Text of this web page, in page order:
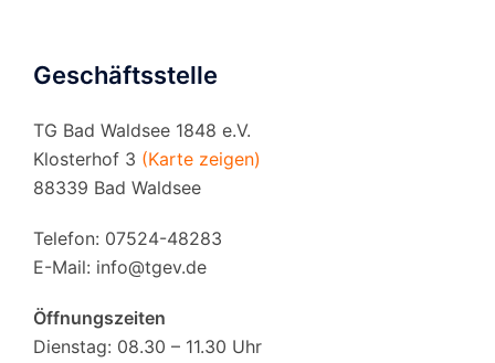
Geschäftsstelle
TG Bad Waldsee 1848 e.V.
Klosterhof 3 (Karte zeigen)
88339 Bad Waldsee
Telefon: 07524-48283
E-Mail: info@tgev.de
Öffnungszeiten
Dienstag: 08.30 – 11.30 Uhr